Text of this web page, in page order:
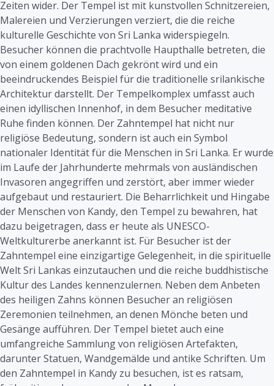
Zeiten wider. Der Tempel ist mit kunstvollen Schnitzereien,
Malereien und Verzierungen verziert, die die reiche
kulturelle Geschichte von Sri Lanka widerspiegeln.
Besucher können die prachtvolle Haupthalle betreten, die
von einem goldenen Dach gekrönt wird und ein
beeindruckendes Beispiel für die traditionelle srilankische
Architektur darstellt. Der Tempelkomplex umfasst auch
einen idyllischen Innenhof, in dem Besucher meditative
Ruhe finden können. Der Zahntempel hat nicht nur
religiöse Bedeutung, sondern ist auch ein Symbol
nationaler Identität für die Menschen in Sri Lanka. Er wurde
im Laufe der Jahrhunderte mehrmals von ausländischen
Invasoren angegriffen und zerstört, aber immer wieder
aufgebaut und restauriert. Die Beharrlichkeit und Hingabe
der Menschen von Kandy, den Tempel zu bewahren, hat
dazu beigetragen, dass er heute als UNESCO-
Weltkulturerbe anerkannt ist. Für Besucher ist der
Zahntempel eine einzigartige Gelegenheit, in die spirituelle
Welt Sri Lankas einzutauchen und die reiche buddhistische
Kultur des Landes kennenzulernen. Neben dem Anbeten
des heiligen Zahns können Besucher an religiösen
Zeremonien teilnehmen, an denen Mönche beten und
Gesänge aufführen. Der Tempel bietet auch eine
umfangreiche Sammlung von religiösen Artefakten,
darunter Statuen, Wandgemälde und antike Schriften. Um
den Zahntempel in Kandy zu besuchen, ist es ratsam,